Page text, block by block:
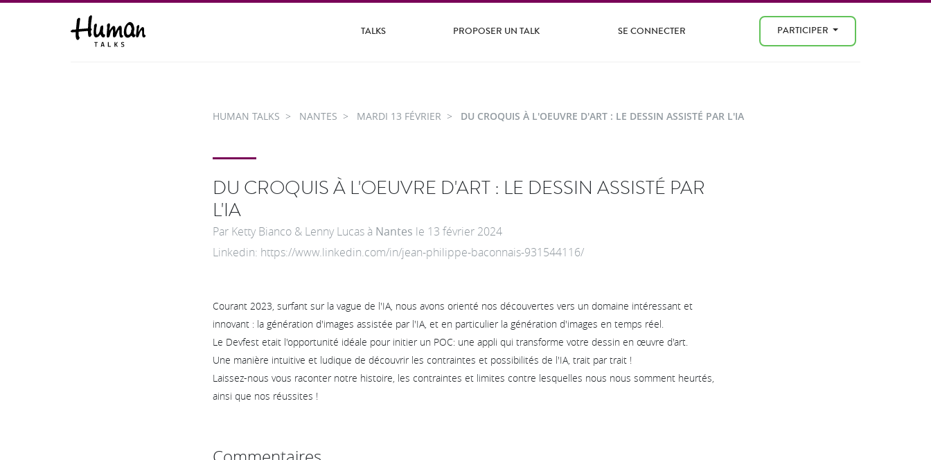
TALKS PROPOSER UN TALK SE CONNECTER PARTICIPER
HUMAN TALKS NANTES MARDI 13 FÉVRIER DU CROQUIS À L'OEUVRE D'ART : LE DESSIN ASSISTÉ PAR L'IA
DU CROQUIS À L'OEUVRE D'ART : LE DESSIN ASSISTÉ PAR
L'IA
Par Ketty Bianco & Lenny Lucas à Nantes le 13 février 2024
Linkedin: https://www.linkedin.com/in/jean-philippe-baconnais-931544116/
Courant 2023, surfant sur la vague de l'IA, nous avons orienté nos découvertes vers un domaine intéressant et
innovant : la génération d'images assistée par l'IA, et en particulier la génération d'images en temps réel.
Le Devfest etait l'opportunité idéale pour initier un POC: une appli qui transforme votre dessin en œuvre d'art.
Une manière intuitive et ludique de découvrir les contraintes et possibilités de l'IA, trait par trait !
Laissez-nous vous raconter notre histoire, les contraintes et limites contre lesquelles nous nous somment heurtés,
ainsi que nos réussites !